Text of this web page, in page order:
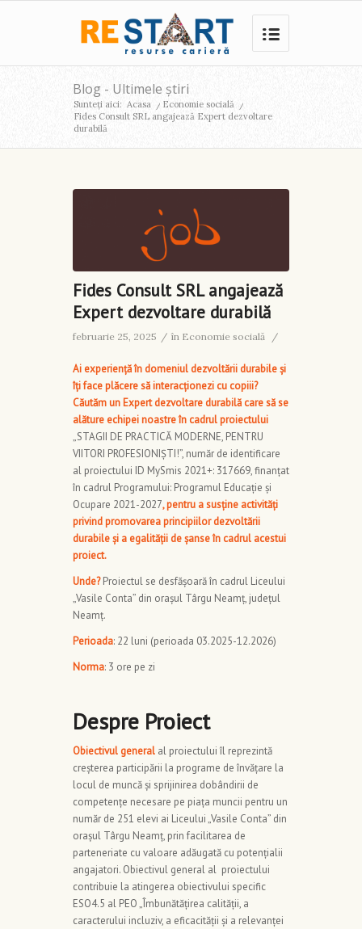
Blog - Ultimele știri
Sunteți aici: Acasa / Economie socială /
Fides Consult SRL angajează Expert dezvoltare
durabilă
Fides Consult SRL angajează
Expert dezvoltare durabilă
februarie 25, 2025 / în Economie socială /
Ai experiență în domeniul dezvoltării durabile și
îți face plăcere să interacționezi cu copiii?
Căutăm un Expert dezvoltare durabilă care să se
alăture echipei noastre în cadrul proiectului
„STAGII DE PRACTICĂ MODERNE, PENTRU
VIITORI PROFESIONIȘTI!”, număr de identificare
al proiectului ID MySmis 2021+: 317669, finanțat
în cadrul Programului: Programul Educație și
Ocupare 2021-2027, pentru a susține activități
privind promovarea principiilor dezvoltării
durabile și a egalității de șanse în cadrul acestui
proiect.
Unde?Proiectul se desfășoară în cadrul Liceului
„Vasile Conta” din orașul Târgu Neamț, județul
Neamț.
Perioada: 22 luni (perioada 03.2025-12.2026)
Norma: 3 ore pe zi
Despre Proiect
Obiectivul general al proiectului îl reprezintă
creșterea participării la programe de învățare la
locul de muncă și sprijinirea dobândirii de
competențe necesare pe piața muncii pentru un
număr de 251 elevi ai Liceului „Vasile Conta” din
orașul Târgu Neamț, prin facilitarea de
parteneriate cu valoare adăugată cu potențialii
angajatori. Obiectivul general al proiectului
contribuie la atingerea obiectivului specific
ESO4.5 al PEO „Îmbunătățirea calității, a
caracterului incluziv, a eficacității și a relevanței